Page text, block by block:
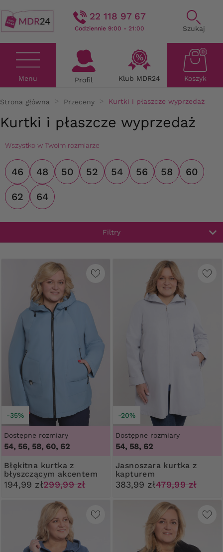
22 118 97 67
Codziennie 9:00 - 21:00 Szukaj
Menu Profil Klub MDR24 Koszyk
0
Strona główna Przeceny Kurtki i płaszcze wyprzedaż
Kurtki i płaszcze wyprzedaż
Wszystko w Twoim rozmiarze
46 48 50 52 54 56 58 60
62 64
Filtry
-35%
Dostępne rozmiary
54, 56, 58, 60, 62
Błękitna kurtka z
błyszczącym akcentem
194,99 zł299,99 zł
-20%
Dostępne rozmiary
54, 58, 62
Jasnoszara kurtka z
kapturem
383,99 zł479,99 zł